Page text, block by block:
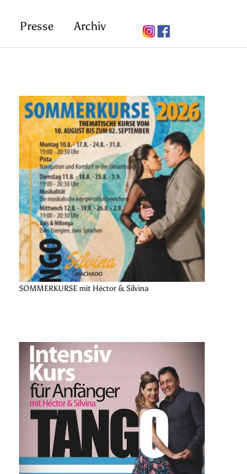
Presse Archiv
SOMMERKURSE mit Héctor & Silvina